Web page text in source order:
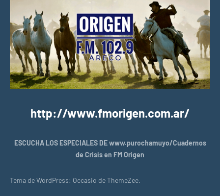
http://www.fmorigen.com.ar/
ESCUCHA LOS ESPECIALES DE www.purochamuyo/Cuadernos
de Crisis en FM Origen
Tema de WordPress: Occasio de ThemeZee.